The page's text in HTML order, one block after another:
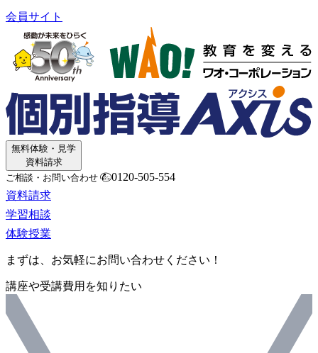
会員サイト
無料体験・見学
資料請求
ご相談・お問い合わせ
0120-505-554
資料請求
学習相談
体験授業
まずは、お気軽にお問い合わせください！
講座や受講費用を知りたい